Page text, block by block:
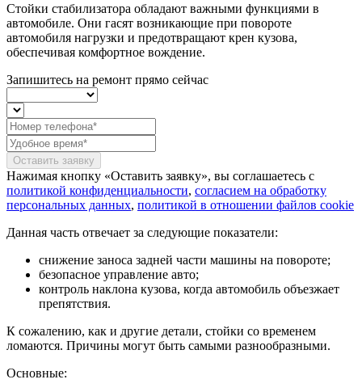
Стойки стабилизатора обладают важными функциями в
автомобиле. Они гасят возникающие при повороте
автомобиля нагрузки и предотвращают крен кузова,
обеспечивая комфортное вождение.
Запишитесь на ремонт прямо сейчас
Оставить заявку
Нажимая кнопку «Оставить заявку», вы соглашаетесь с
политикой конфиденциальности, согласием на обработку
персональных данных, политикой в отношении файлов cookie
Данная часть отвечает за следующие показатели:
снижение заноса задней части машины на повороте;
безопасное управление авто;
контроль наклона кузова, когда автомобиль объезжает
препятствия.
К сожалению, как и другие детали, стойки со временем
ломаются. Причины могут быть самыми разнообразными.
Основные: